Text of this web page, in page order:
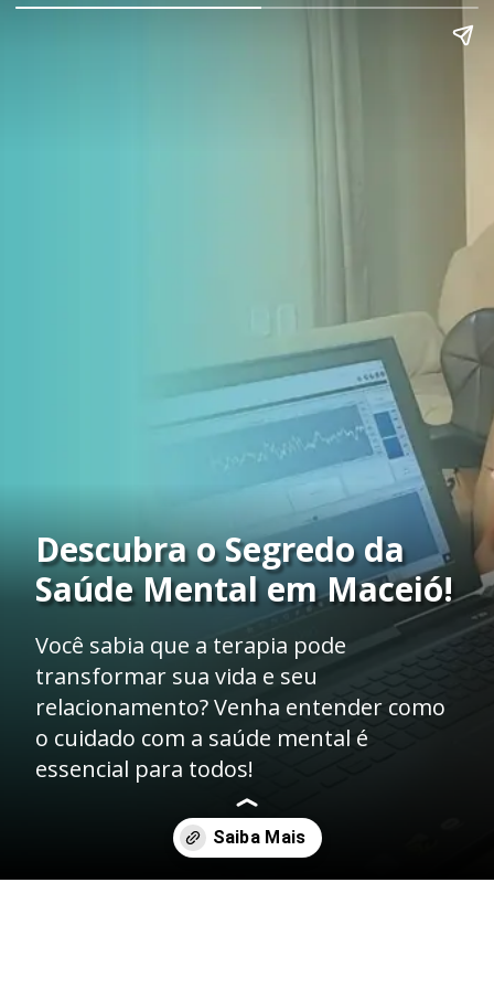
Descubra o Segredo da
Saúde Mental em Maceió!
Você sabia que a terapia pode
transformar sua vida e seu
relacionamento? Venha entender como
o cuidado com a saúde mental é
essencial para todos!